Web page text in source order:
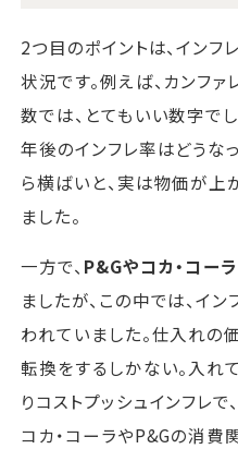
2つ目のポイントは、インフ
状況です。例えば、カンフ
数では、とてもいい数字で
年後のインフレ率はどうな
ら横ばいと、実は物価が上
ました。
一方で、 P&Gやコカ・コー
ましたが、この中では、イ
われていました。仕入れの
転換をするしかない。入れ
りコストプッシュインフレ
コカ・コーラやP&Gの消費